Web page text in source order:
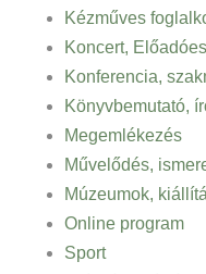
Kézműves
Koncert,
Konferencia,
Könyvbemutató,
Megemlékezés
Művelődés,
Múzeumok,
Online program
Sport